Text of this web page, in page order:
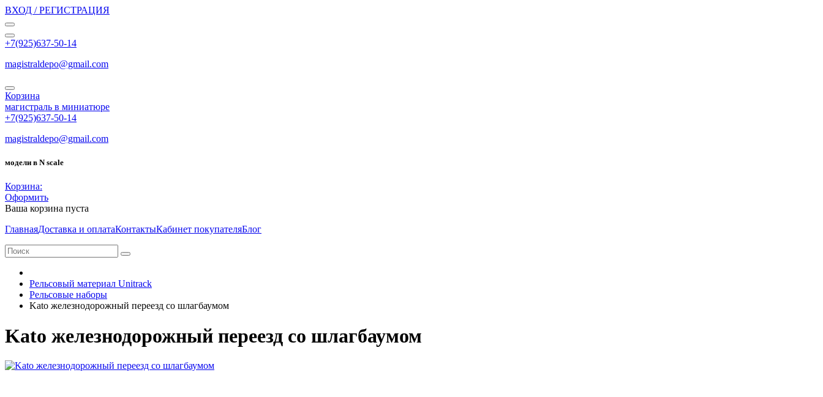
ВХОД / РЕГИСТРАЦИЯ
+7(925)637-50-14
magistraldepo@gmail.com
Корзина
магистраль в миниатюре
+7(925)637-50-14
magistraldepo@gmail.com
модели в N scale
Корзина:
Оформить
Ваша корзина пуста
ГлавнаяДоставка и оплатаКонтактыКабинет покупателяБлог
Рельсовый материал Unitrack
Рельсовые наборы
Kato железнодорожный переезд со шлагбаумом
Kato железнодорожный переезд со шлагбаумом